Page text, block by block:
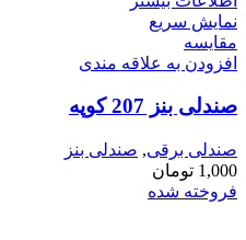
نمایش سریع
مقايسه
افزودن به علاقه مندی
صندلی بنز 207 کوپه
صندلی برقی, صندلی بنز
1,000 تومان
فروخته شده